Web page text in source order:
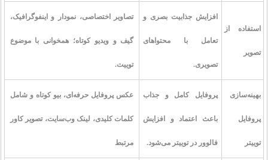
استفاده از
تصویر
افزایش جذابیت بصری و
تعامل با محتواهای
تصویری.
تصاویر اختصاصی، نمودار و اینفوگرافیک،
گیف و ویدیو کوتاه؛ همخوانی با موضوع
توییت.
بهینه‌سازی
پروفایل
توییتر
پروفایل کامل و جذاب
باعث اعتماد و افزایش
فالوور در توییتر می‌شود.
عکس پروفایل حرفه‌ای، بیو کوتاه و شامل
کلمات کلیدی، لینک وب‌سایت، تصویر کاور
مرتبط